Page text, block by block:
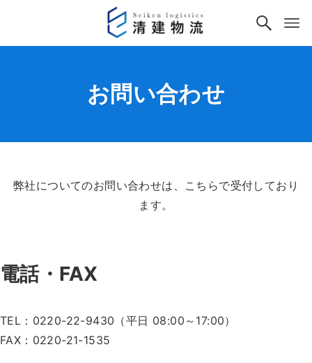
お問い合わせ
弊社についてのお問い合わせは、こちらで受付しており
ます。
電話・FAX
TEL：0220-22-9430（平日 08:00～17:00）
FAX：0220-21-1535